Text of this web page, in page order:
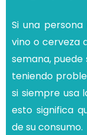
Si una
vino o cerveza
semana,
teniendo
si siempre usa
esto significa
de su consumo.